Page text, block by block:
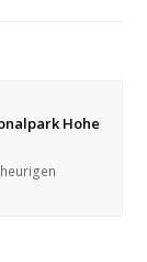
Hohe